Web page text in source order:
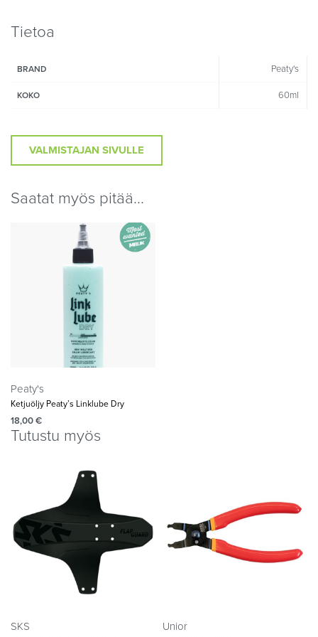
Tietoa
BRAND Peaty's
KOKO 60ml
VALMISTAJAN SIVULLE
Saatat myös pitää...
Peaty's
Ketjuöljy Peaty’s Linklube Dry
18,00€
Tutustu myös
SKS Unior